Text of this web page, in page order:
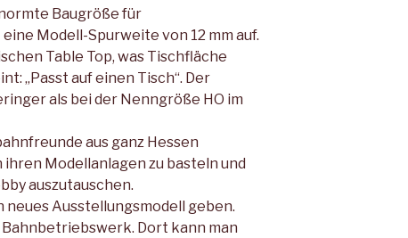
Baugröße für
Modell-Spurweite von 12 mm auf.
Table Top, was Tischfläche
„Passt auf einen Tisch“. Der
als bei der Nenngröße HO im
aus ganz Hessen
Modellanlagen zu basteln und
auszutauschen.
neues Ausstellungsmodell geben.
Dort kann man